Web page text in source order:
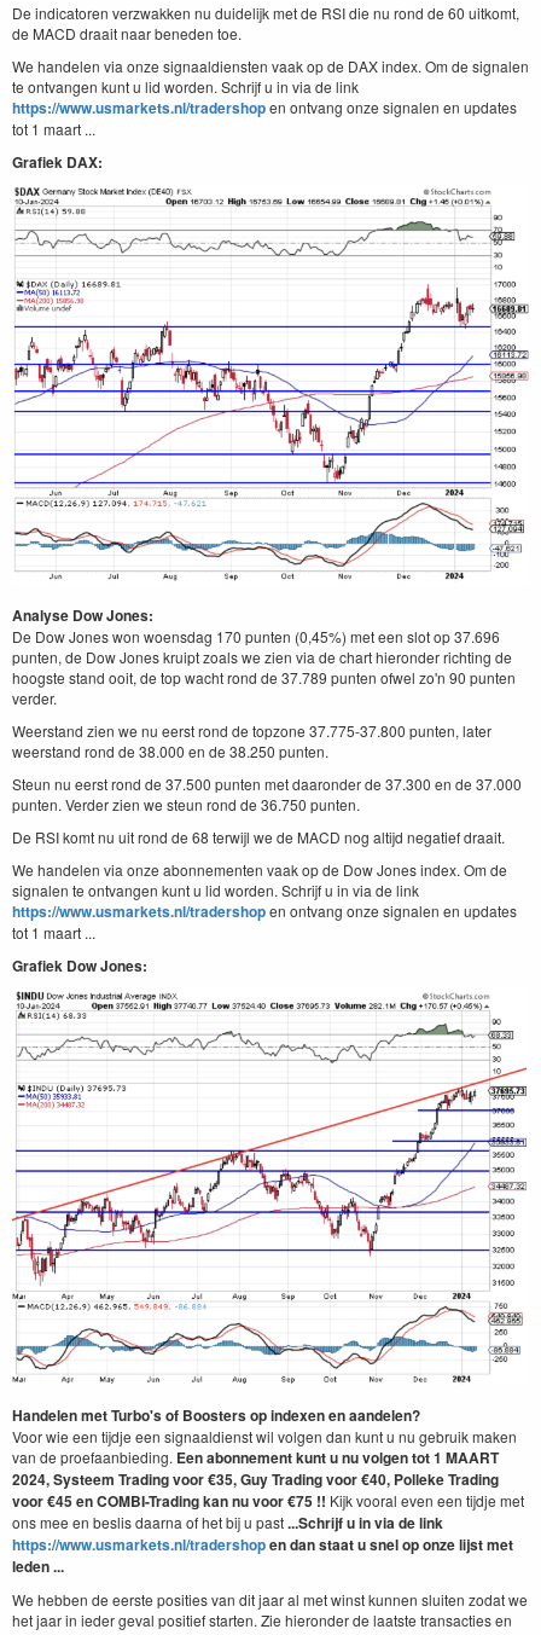
De indicatoren verzwakken nu duidelijk met de RSI die nu rond de 60 uitkomt,
de MACD draait naar beneden toe.
We handelen via onze signaaldiensten vaak op de DAX index. Om de signalen
te ontvangen kunt u lid worden. Schrijf u in via de link
https://www.usmarkets.nl/tradershopen ontvang onze signalen en updates
tot 1 maart ...
Grafiek DAX:
Analyse Dow Jones:
De Dow Jones won woensdag 170 punten (0,45%) met een slot op 37.696
punten, de Dow Jones kruipt zoals we zien via de chart hieronder richting de
hoogste stand ooit, de top wacht rond de 37.789 punten ofwel zo'n 90 punten
verder.
Weerstand zien we nu eerst rond de topzone 37.775-37.800 punten, later
weerstand rond de 38.000 en de 38.250 punten.
Steun nu eerst rond de 37.500 punten met daaronder de 37.300 en de 37.000
punten. Verder zien we steun rond de 36.750 punten.
De RSI komt nu uit rond de 68 terwijl we de MACD nog altijd negatief draait.
We handelen via onze abonnementen vaak op de Dow Jones index. Om de
signalen te ontvangen kunt u lid worden. Schrijf u in via de link
https://www.usmarkets.nl/tradershopen ontvang onze signalen en updates
tot 1 maart ...
Grafiek Dow Jones:
Handelen met Turbo's of Boosters op indexen en aandelen?
Voor wie een tijdje een signaaldienst wil volgen dan kunt u nu gebruik maken
van de proefaanbieding. Een abonnement kunt u nu volgen tot 1 MAART
2024, Systeem Tradingvoor €35, Guy Trading voor €40, Polleke Trading
voor €45 en COMBI-Trading kan nu voor €75 !! Kijk vooral even een tijdje met
ons mee en beslis daarna of het bij u past...Schrijf u in via de link
https://www.usmarkets.nl/tradershopen dan staat u snel op onze lijst met
leden ...
We hebben de eerste posities van dit jaar al met winst kunnen sluiten zodat we
het jaar in ieder geval positief starten. Zie hieronder de laatste transacties en